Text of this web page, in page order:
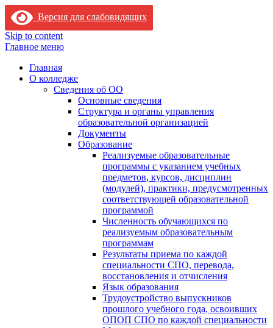
Версия для слабовидящих
Skip to content
Главное меню
Главная
О колледже
Сведения об ОО
Основные сведения
Структура и органы управления
образовательной организацией
Документы
Образование
Реализуемые образовательные
программы с указанием учебных
предметов, курсов, дисциплин
(модулей), практики, предусмотренных
соответствующей образовательной
программой
Численность обучающихся по
реализуемым образовательным
программам
Результаты приема по каждой
специальности СПО, перевода,
восстановления и отчисления
Язык образования
Трудоустройство выпускников
прошлого учебного года, освоивших
ОПОП СПО по каждой специальности